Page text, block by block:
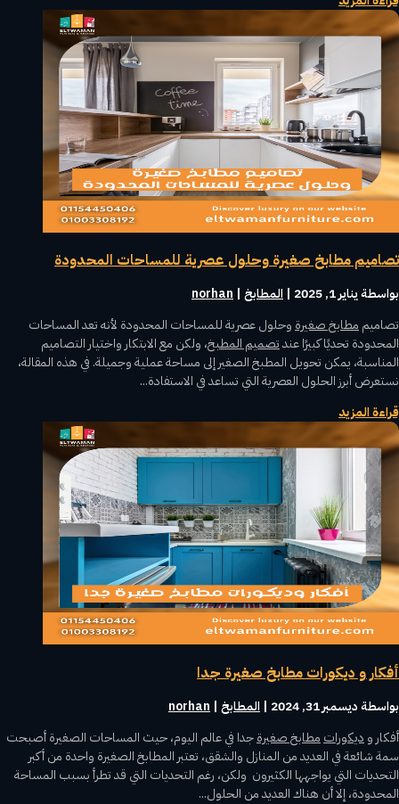
تصاميم مطابخ صغيرة وحلول عصرية للمساحات المحدودة
بواسطة ‪ norhan يناير 1, 2025 | المطابخ
تصاميممطابخ صغيرةوحلول عصرية للمساحات المحدودة لأنه تعد المساحات
المحدودة تحديًا كبيرًا عندتصميم المطبخ، ولكن مع الابتكار واختيار التصاميم
المناسبة، يمكن تحويل المطبخ الصغير إلى مساحة عملية وجميلة. في هذه المقالة،
نستعرض أبرز الحلول العصرية التي تساعد في الاستفادة...
قراءة المزيد
أفكار و ديكورات مطابخ صغيرة جدا
بواسطة ‪ norhan ديسمبر 31, 2024 | المطابخ
أفكار و ديكورات مطابخ صغيرةجدا في عالم اليوم، حيث المساحات الصغيرة أصبحت
سمة شائعة في العديد من المنازل والشقق، تعتبر المطابخ الصغيرة واحدة من أكبر
التحديات التي يواجهها الكثيرون ولكن، رغم التحديات التي قد تطرأ بسبب المساحة
المحدودة، إلا أن هناك العديد من الحلول...